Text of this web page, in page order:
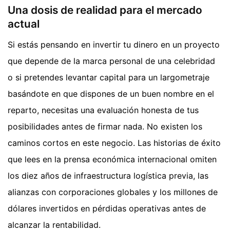
Una dosis de realidad para el mercado
actual
Si estás pensando en invertir tu dinero en un proyecto
que depende de la marca personal de una celebridad
o si pretendes levantar capital para un largometraje
basándote en que dispones de un buen nombre en el
reparto, necesitas una evaluación honesta de tus
posibilidades antes de firmar nada. No existen los
caminos cortos en este negocio. Las historias de éxito
que lees en la prensa económica internacional omiten
los diez años de infraestructura logística previa, las
alianzas con corporaciones globales y los millones de
dólares invertidos en pérdidas operativas antes de
alcanzar la rentabilidad.